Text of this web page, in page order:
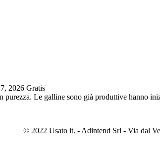
2026 Gratis
purezza. Le galline sono già produttive hanno
© 2022 Usato it. - Adintend Srl - Via dal